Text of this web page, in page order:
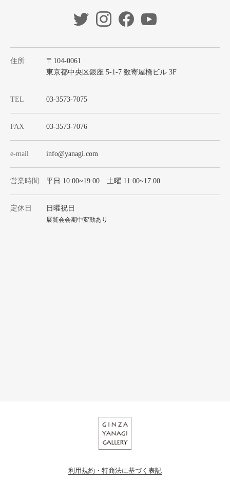
住所
〒104-0061
東京都中央区銀座 5-1-7 数寄屋橋ビル 3F
TEL 03-3573-7075
FAX 03-3573-7076
e-mail info@yanagi.com
営業時間 平日 10:00~19:00 土曜 11:00~17:00
定休日 日曜祝日
展覧会会期中変動あり
利用規約・特商法に基づく表記